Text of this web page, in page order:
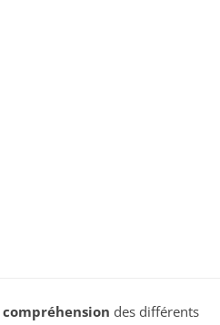
compréhension des différents